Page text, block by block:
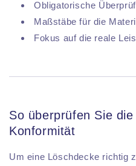
Obligatorische
Maßstäbe für die
Fokus auf die reale
So überprüfen Sie
Konformität
Um eine Löschdecke richtig